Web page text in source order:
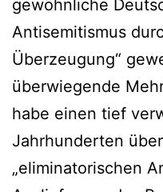
gewöhnliche
Antisemitismus
Überzeugung“
überwiegende
habe einen tief
Jahrhunderten
„eliminatorischen